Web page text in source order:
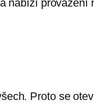
nabízí provázení
Proto se